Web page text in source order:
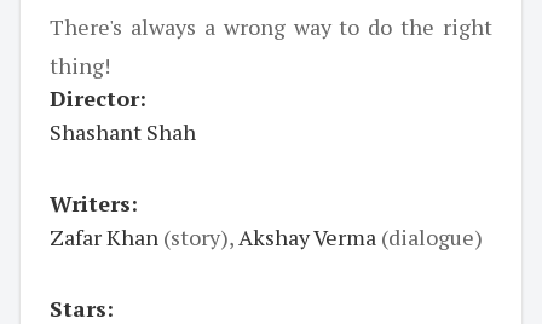
There's always a wrong way to do the right
thing!
Director:
Shashant Shah
Writers:
Zafar Khan (story), Akshay Verma (dialogue)
Stars: